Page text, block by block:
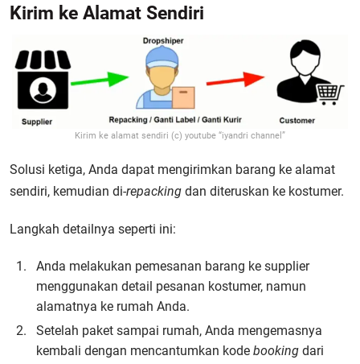
Kirim ke Alamat Sendiri
Kirim ke alamat sendiri (c) youtube “iyandri channel”
Solusi ketiga, Anda dapat mengirimkan barang ke alamat
sendiri, kemudian di-repacking dan diteruskan ke kostumer.
Langkah detailnya seperti ini:
Anda melakukan pemesanan barang ke supplier
menggunakan detail pesanan kostumer, namun
alamatnya ke rumah Anda.
Setelah paket sampai rumah, Anda mengemasnya
kembali dengan mencantumkan kode booking dari